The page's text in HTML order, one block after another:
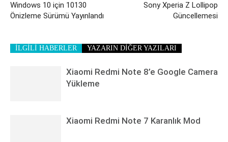
Windows 10 için 10130
Önizleme Sürümü Yayınlandı
Sony Xperia Z Lollipop
Güncellemesi
İLGİLİ HABERLER YAZARIN DİĞER YAZILARI
Xiaomi Redmi Note 8’e Google Camera
Yükleme
Xiaomi Redmi Note 7 Karanlık Mod